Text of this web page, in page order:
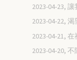
2023-04-23,
2023-04-22,
2023-04-21,
2023-04-20,